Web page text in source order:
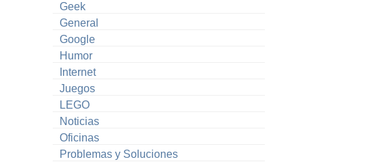
Geek
General
Google
Humor
Internet
Juegos
LEGO
Noticias
Oficinas
Problemas y Soluciones